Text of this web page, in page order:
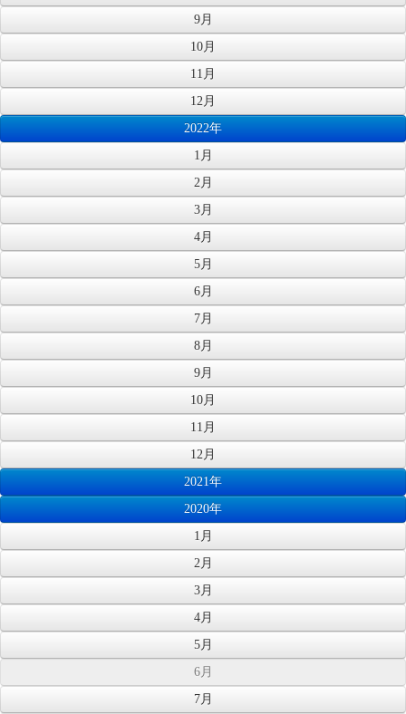
9月
10月
11月
12月
2022年
1月
2月
3月
4月
5月
6月
7月
8月
9月
10月
11月
12月
2021年
2020年
1月
2月
3月
4月
5月
6月
7月